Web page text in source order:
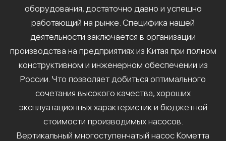
оборудования, достаточно давно и успешно
работающий на рынке. Специфика нашей
деятельности заключается в организации
производства на предприятиях из Китая при полном
конструктивном и инженерном обеспечении из
России. Что позволяет добиться оптимального
сочетания высокого качества, хороших
эксплуатационных характеристик и бюджетной
стоимости производимых насосов.
Вертикальный многоступенчатый насос Кометта